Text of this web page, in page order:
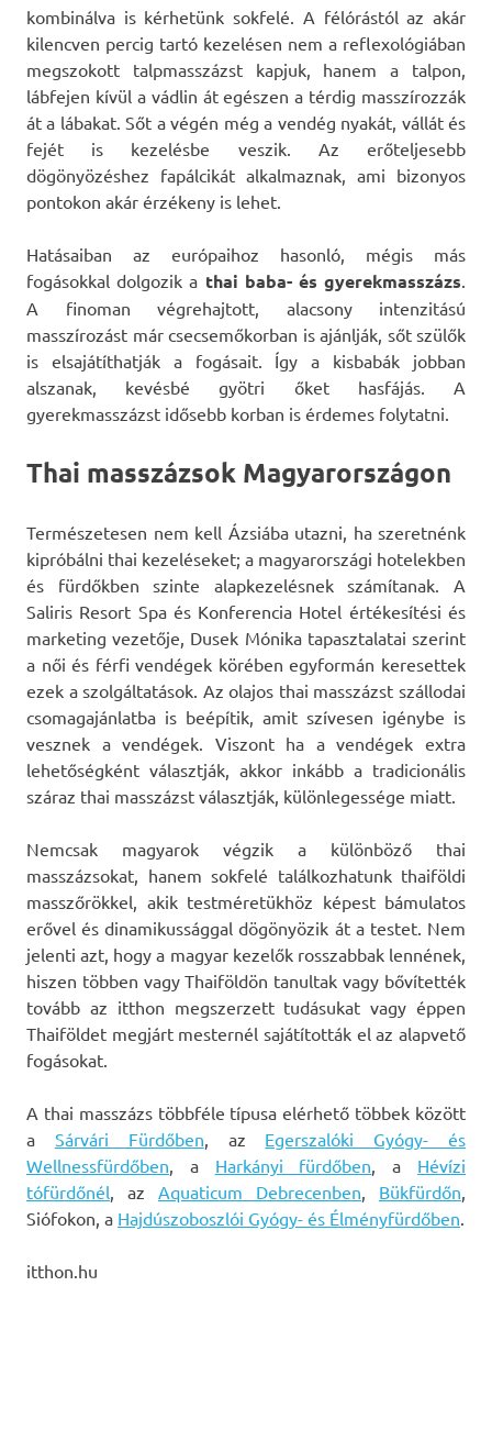
kombinálva is kérhetünk sokfelé. A félórástól az akár
kilencven percig tartó kezelésen nem a reflexológiában
megszokott talpmasszázst kapjuk, hanem a talpon,
lábfejen kívül a vádlin át egészen a térdig masszírozzák
át a lábakat. Sőt a végén még a vendég nyakát, vállát és
fejét is kezelésbe veszik. Az erőteljesebb
dögönyözéshez fapálcikát alkalmaznak, ami bizonyos
pontokon akár érzékeny is lehet.
Hatásaiban az európaihoz hasonló, mégis más
fogásokkal dolgozik a thai baba- és gyerekmasszázs
A finoman végrehajtott, alacsony intenzitású
masszírozást már csecsemőkorban is ajánlják, sőt szülők
is elsajátíthatják a fogásait. Így a kisbabák jobban
alszanak, kevésbé gyötri őket hasfájás. A
gyerekmasszázst idősebb korban is érdemes folytatni.
Thai masszázsok Magyarországon
Természetesen nem kell Ázsiába utazni, ha szeretnénk
kipróbálni thai kezeléseket; a magyarországi hotelekben
és fürdőkben szinte alapkezelésnek számítanak. A
Saliris Resort Spa és Konferencia Hotel értékesítési és
marketing vezetője, Dusek Mónika tapasztalatai szerint
a női és férfi vendégek körében egyformán keresettek
ezek a szolgáltatások. Az olajos thai masszázst szállodai
csomagajánlatba is beépítik, amit szívesen igénybe is
vesznek a vendégek. Viszont ha a vendégek extra
lehetőségként választják, akkor inkább a tradicionális
száraz thai masszázst választják, különlegessége miatt.
Nemcsak magyarok végzik a különböző thai
masszázsokat, hanem sokfelé találkozhatunk thaiföldi
masszőrökkel, akik testméretükhöz képest bámulatos
erővel és dinamikussággal dögönyözik át a testet. Nem
jelenti azt, hogy a magyar kezelők rosszabbak lennének,
hiszen többen vagy Thaiföldön tanultak vagy bővítették
tovább az itthon megszerzett tudásukat vagy éppen
Thaiföldet megjárt mesternél sajátították el az alapvető
fogásokat.
A thai masszázs többféle típusa elérhető többek között
a Sárvári Fürdőben , az Egerszalóki Gyógy- és
Wellnessfürdőben , a Harkányi fürdőben , a Hévízi
tófürdőnél , az Aquaticum Debrecenben Bükfürdőn
Siófokon, a Hajdúszoboszlói Gyógy- és Élményfürdőben
itthon.hu